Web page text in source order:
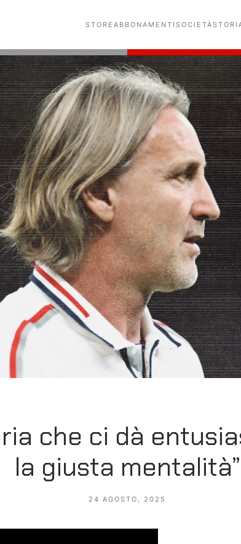
STORE ABBONAMENTI SOCIETÀ
che ci dà
la giusta mentalità”
24 AGOSTO, 2025